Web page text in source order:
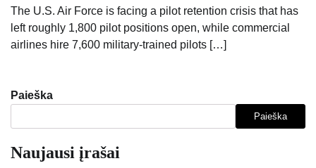
The U.S. Air Force is facing a pilot retention crisis that has
left roughly 1,800 pilot positions open, while commercial
airlines hire 7,600 military-trained pilots […]
Paieška
Paieška
Naujausi įrašai